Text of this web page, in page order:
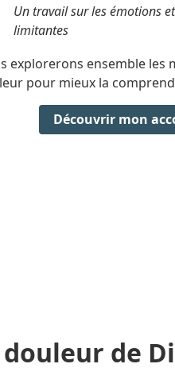
Un travail sur les émotions
limitantes
explorerons ensemble les
pour mieux la
Découvrir mon
de